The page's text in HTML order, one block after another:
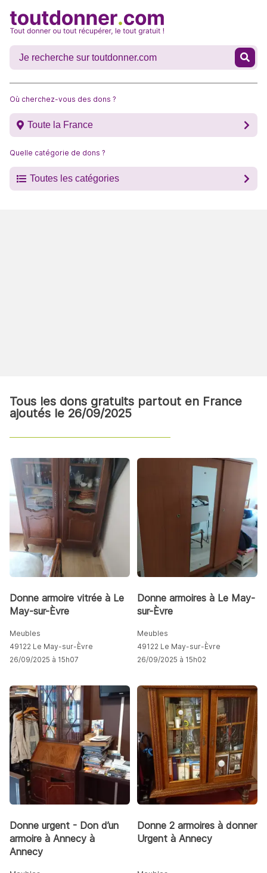
Où cherchez-vous des dons ?
Toute la France
Quelle catégorie de dons ?
Toutes les catégories
Tous les dons gratuits partout en France
ajoutés le 26/09/2025
Donne armoire vitrée à Le
May-sur-Èvre
Meubles
49122 Le May-sur-Èvre
26/09/2025 à 15h07
Donne armoires à Le May-
sur-Èvre
Meubles
49122 Le May-sur-Èvre
26/09/2025 à 15h02
Donne urgent - Don d’un
armoire à Annecy à
Annecy
Donne 2 armoires à donner
Urgent à Annecy